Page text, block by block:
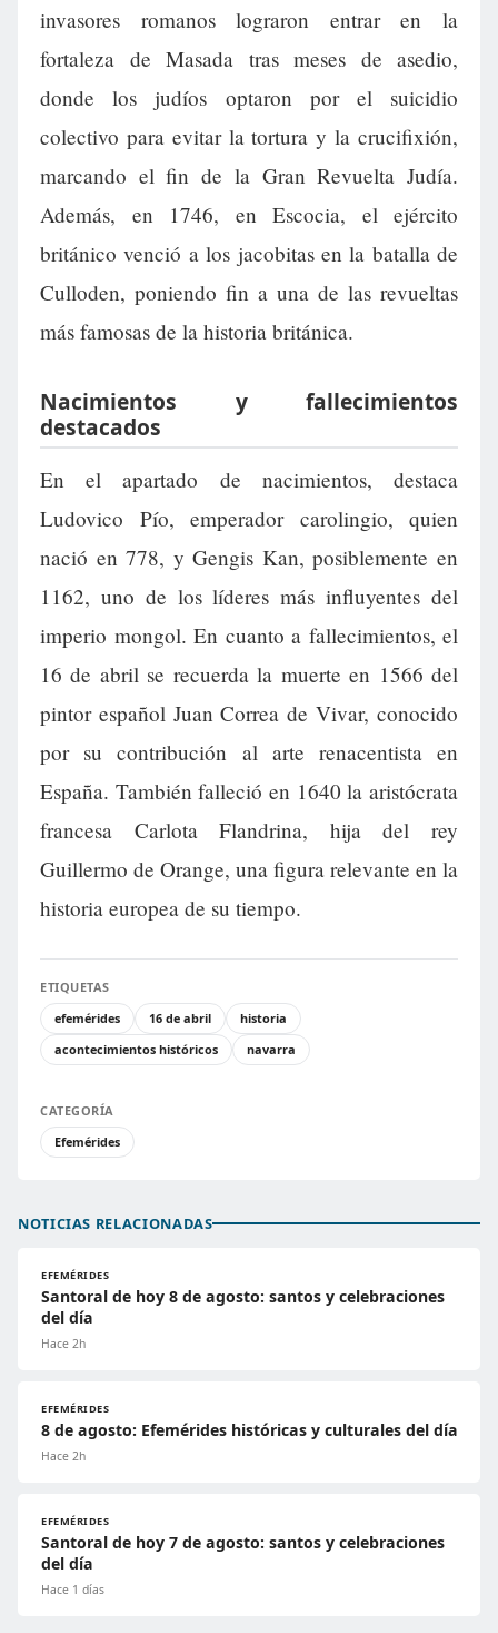
invasores romanos lograron entrar en la
fortaleza de Masada tras meses de asedio,
donde los judíos optaron por el suicidio
colectivo para evitar la tortura y la crucifixión,
marcando el fin de la Gran Revuelta Judía.
Además, en 1746, en Escocia, el ejército
británico venció a los jacobitas en la batalla de
Culloden, poniendo fin a una de las revueltas
más famosas de la historia británica.
Nacimientos y fallecimientos
destacados
En el apartado de nacimientos, destaca
Ludovico Pío, emperador carolingio, quien
nació en 778, y Gengis Kan, posiblemente en
1162, uno de los líderes más influyentes del
imperio mongol. En cuanto a fallecimientos, el
16 de abril se recuerda la muerte en 1566 del
pintor español Juan Correa de Vivar, conocido
por su contribución al arte renacentista en
España. También falleció en 1640 la aristócrata
francesa Carlota Flandrina, hija del rey
Guillermo de Orange, una figura relevante en la
historia europea de su tiempo.
ETIQUETAS
efemérides
16 de abril
historia
acontecimientos históricos
navarra
CATEGORÍA
Efemérides
NOTICIAS RELACIONADAS
EFEMÉRIDES
Santoral de hoy 8 de agosto: santos y celebraciones
del día
Hace 2h
EFEMÉRIDES
8 de agosto: Efemérides históricas y culturales del día
Hace 2h
EFEMÉRIDES
Santoral de hoy 7 de agosto: santos y celebraciones
del día
Hace 1 días